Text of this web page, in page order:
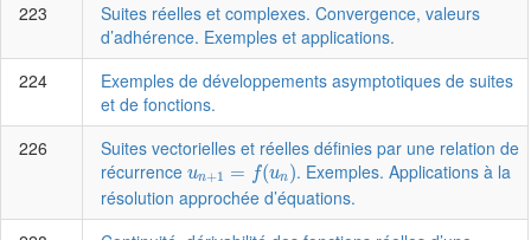
223
Suites réelles et complexes. Convergence, valeurs
d’adhérence. Exemples et applications.
224
Exemples de développements asymptotiques de suites
et de fonctions.
226
Suites vectorielles et réelles définies par une relation de
récurrence un+1 = f(un)
un+1=f(un) . Exemples. Applications à la
résolution approchée d’équations.